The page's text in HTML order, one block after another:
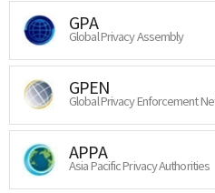
GPA
Global Privacy Assembly
GPEN
Global Privacy Enforcement
APPA
Asia Pacific Privacy Authorities